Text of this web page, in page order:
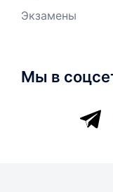
Экзамены
Мы в
telegram